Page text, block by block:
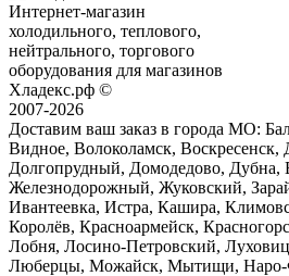
Интернет-магазин
холодильного, теплового,
нейтрального, торгового
оборудования для магазинов
Хладекс.рф ©
2007-2026
Доставим ваш заказ в города МО:
Видное, Волоколамск,
Долгопрудный, Домодедово, Дубна,
Железнодорожный, Жуковский,
Ивантеевка, Истра, Кашира,
Королёв, Красноармейск,
Лобня, Лосино-Петровский,
Люберцы, Можайск, Мытищи, Наро-